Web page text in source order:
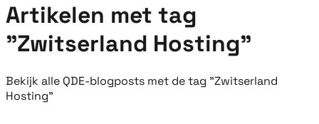
Artikelen met tag
"Zwitserland Hosting"
Bekijk alle QDE-blogposts met de tag "Zwitserland
Hosting"